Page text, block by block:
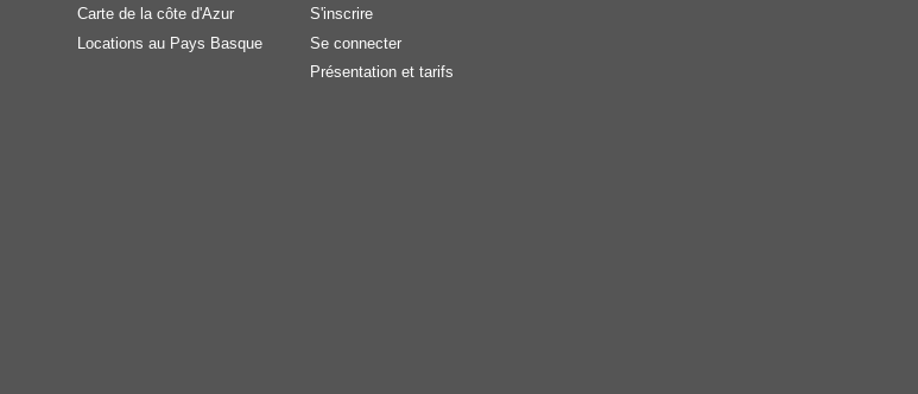
Carte de la côte d'Azur
Locations au Pays Basque
S'inscrire
Se connecter
Présentation et tarifs